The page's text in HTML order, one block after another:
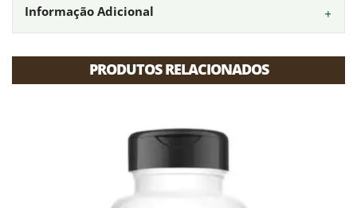
Informação Adicional
PRODUTOS RELACIONADOS